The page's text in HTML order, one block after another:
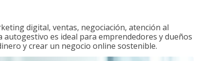
digital, ventas, negociación, atención al
es ideal para emprendedores y dueños
y crear un negocio online sostenible.